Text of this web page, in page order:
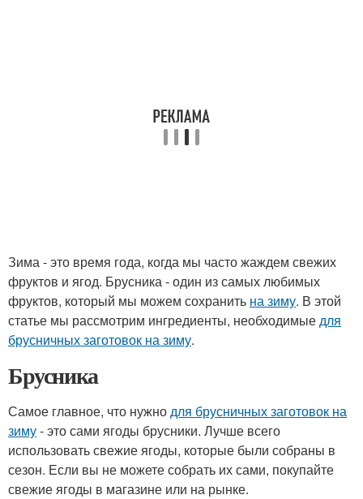
Зима - это время года, когда мы часто жаждем свежих
фруктов и ягод. Брусника - один из самых любимых
фруктов, который мы можем сохранить на зиму. В этой
статье мы рассмотрим ингредиенты, необходимыедля
брусничных заготовок на зиму.
Брусника
Самое главное, что нужнодля брусничных заготовок на
зиму- это сами ягоды брусники. Лучше всего
использовать свежие ягоды, которые были собраны в
сезон. Если вы не можете собрать их сами, покупайте
свежие ягоды в магазине или на рынке.